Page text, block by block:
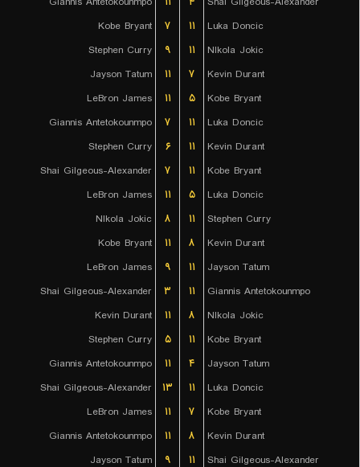
Kobe Bryant
۷ ۱۱
Luka Doncic
Stephen Curry
۹ ۱۱
NIkola Jokic
Jayson Tatum
۱۱ ۷
Kevin Durant
LeBron James
۱۱ ۵
Kobe Bryant
Giannis Antetokounmpo
۷ ۱۱
Luka Doncic
Stephen Curry
۶ ۱۱
Kevin Durant
Shai Gilgeous-Alexander
۷ ۱۱
Kobe Bryant
LeBron James
۱۱ ۵
Luka Doncic
NIkola Jokic
۸ ۱۱
Stephen Curry
Kobe Bryant
۱۱ ۸
Kevin Durant
LeBron James
۹ ۱۱
Jayson Tatum
Shai Gilgeous-Alexander
۳ ۱۱
Giannis Antetokounmpo
Kevin Durant
۱۱ ۸
NIkola Jokic
Stephen Curry
۵ ۱۱
Kobe Bryant
Giannis Antetokounmpo
۱۱ ۴
Jayson Tatum
Shai Gilgeous-Alexander
۱۳ ۱۱
Luka Doncic
LeBron James
۱۱ ۷
Kobe Bryant
Giannis Antetokounmpo
۱۱ ۸
Kevin Durant
Jayson Tatum
۹ ۱۱
Shai Gilgeous-Alexander